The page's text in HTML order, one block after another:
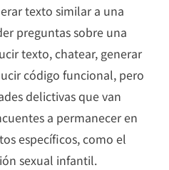
texto similar a una
preguntas sobre una
texto, chatear, generar
código funcional, pero
delictivas que van
a permanecer en
específicos, como el
sexual infantil.